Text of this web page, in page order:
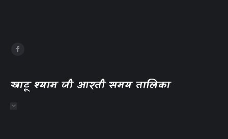
खाटू श्याम जी आरती समय तालिका